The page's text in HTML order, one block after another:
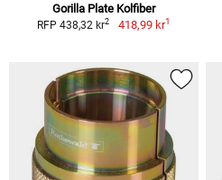
Gorilla Plate Kolfiber
RFP 438,32 kr2 418,99 kr1